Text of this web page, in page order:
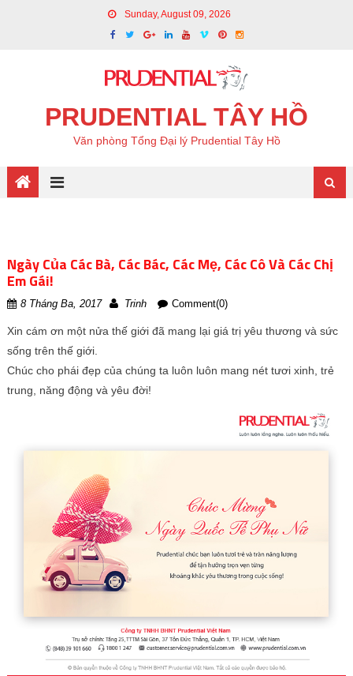
Sunday, August 09, 2026
PRUDENTIAL TÂY HỒ
Văn phòng Tổng Đại lý Prudential Tây Hồ
Ngày Của Các Bà, Các Bác, Các Mẹ, Các Cô Và Các Chị
Em Gái!
8 Tháng Ba, 2017 Trinh Comment(0)
Xin cám ơn một nửa thế giới đã mang lại giá trị yêu thương và sức
sống trên thế giới.
Chúc cho phái đẹp của chúng ta luôn luôn mang nét tươi xinh, trẻ
trung, năng động và yêu đời!